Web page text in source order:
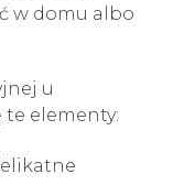
w domu albo
u
te elementy: